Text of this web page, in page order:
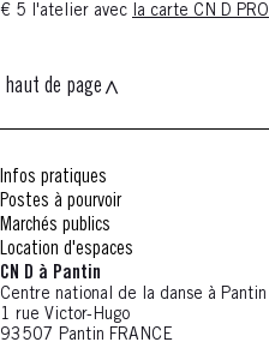
€ 5 l'atelier avec la carte CN D PRO
haut de page
Infos pratiques
Postes à pourvoir
Marchés publics
Location d'espaces
CN D à Pantin
Centre national de la danse à Pantin
1 rue Victor-Hugo
93507 Pantin FRANCE